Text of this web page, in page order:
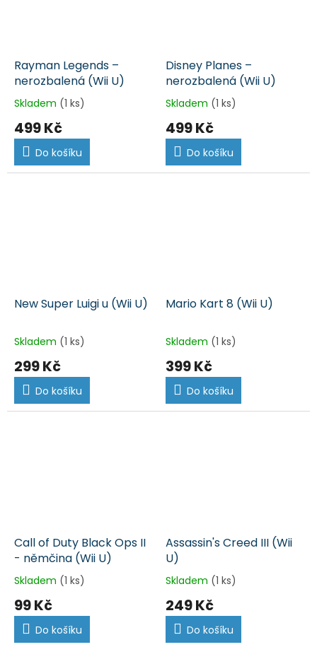
Rayman Legends –
nerozbalená (Wii U)
Skladem (1 ks)
499 Kč
Do košíku
Disney Planes –
nerozbalená (Wii U)
Skladem (1 ks)
499 Kč
Do košíku
New Super Luigi u (Wii U)
Skladem (1 ks)
299 Kč
Do košíku
Mario Kart 8 (Wii U)
Skladem (1 ks)
399 Kč
Do košíku
Call of Duty Black Ops II
- němčina (Wii U)
Skladem (1 ks)
99 Kč
Do košíku
Assassin's Creed III (Wii
U)
Skladem (1 ks)
249 Kč
Do košíku